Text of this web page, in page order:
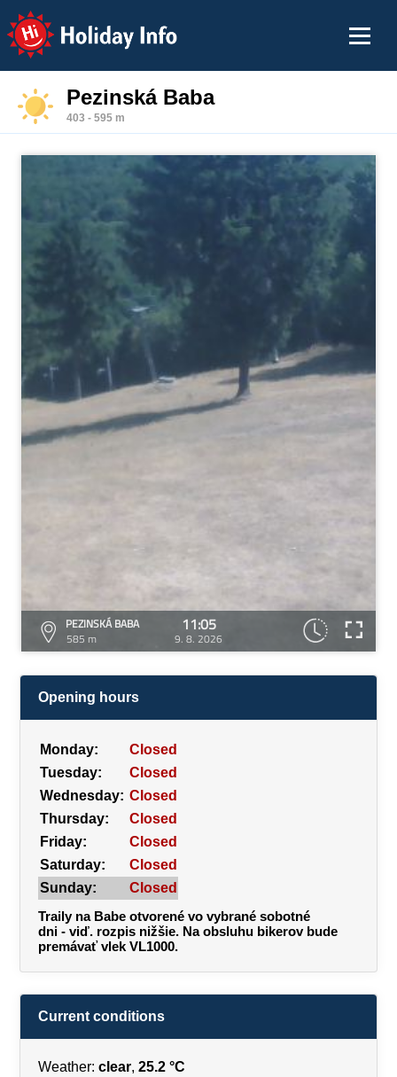
Holiday Info
Pezinská Baba
403 - 595 m
PEZINSKÁ BABA
585 m
11:05
9. 8. 2026
Opening hours
Monday:
Closed
Tuesday:
Closed
Wednesday: Closed
Thursday:
Closed
Friday:
Closed
Saturday:
Closed
Sunday:
Closed
Traily na Babe otvorené vo vybrané sobotné
dni - viď. rozpis nižšie. Na obsluhu bikerov bude
premávať vlek VL1000.
Current conditions
Weather: clear, 25.2 °C